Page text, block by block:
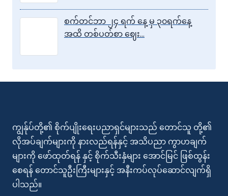
စက်တင်ဘာ ၂၄ ရက် နေ့ မှ ၃၀ရက်နေ့
အထိ တစ်ပတ်စာ ‌ဈေး…
ကျွန်ုပ်တို့၏ စိုက်ပျိုးရေးပညာရှင်များသည် တောင်သူ တို့၏
လိုအပ်ချက်များကို နားလည်ရန်နှင့် အသိပညာ ကွာဟချက်
များကို ဖော်ထုတ်ရန် နှင့် စိုက်သီးနှံများ အောင်မြင် ဖြစ်ထွန်း
စေရန် တောင်သူဦးကြီးများနှင့် အနီးကပ်လုပ်ဆောင်လျက်ရှိ
ပါသည်။